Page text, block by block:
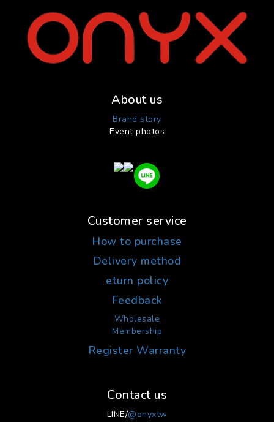
About us
Brand story
Event photos
Customer service
How to purchase
Delivery method
eturn policy
Feedback
Wholesale
Membership
Register Warranty
Contact us
LINE/@onyxtw